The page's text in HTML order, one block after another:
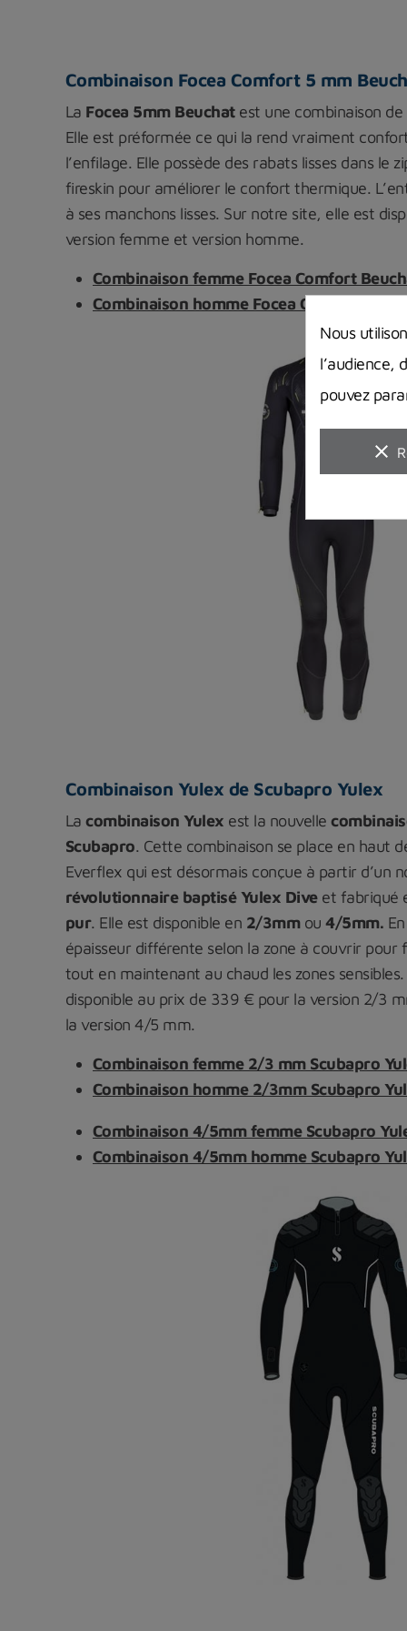
Combinaison Focea Comfort 5 mm
La Focea 5mm Beuchatest une combinaison
Elle est préformée ce qui la rend vraiment
l’enfilage. Elle possède des rabats lisses dans le
fireskin pour améliorer le confort thermique.
à ses manchons lisses. Sur notre site, elle est
version femme et version homme.
Combinaison femme Focea Comfort
Combinaison homme Focea Comfort
Combinaison Yulex de Scubapro Yulex
Lacombinaison Yulex est la nouvelle
Scubapro. Cette combinaison se place en haut
Everflex qui est désormais conçue à partir d’un
révolutionnaire baptisé Yulex Diveet fabriqué
pur. Elle est disponible en 2/3mmou4/5mm.
épaisseur différente selon la zone à couvrir
tout en maintenant au chaud les zones
disponible au prix de 339 € pour la version 2/3
la version 4/5 mm.
Combinaison femme 2/3 mm Scubapro
Combinaison homme 2/3mm Scubapro
Combinaison 4/5mm femme Scubapro
Combinaison 4/5mm homme Scubapro
Nous
l’audience,
pouvez
clear